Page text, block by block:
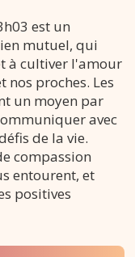
est un
mutuel, qui
à cultiver l'amour
nos proches. Les
un moyen par
avec
de la vie.
compassion
entourent, et
positives